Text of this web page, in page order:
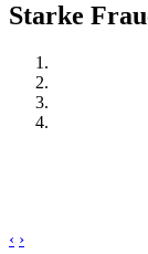
Starke
‹ ›